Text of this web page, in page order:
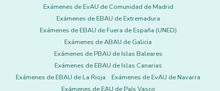
Exámenes de EvAU de Comunidad de Madrid
Exámenes de EBAU de Extremadura
Exámenes de EBAU de Fuera de España (UNED)
Exámenes de ABAU de Galicia
Exámenes de PBAU de Islas Baleares
Exámenes de EBAU de Islas Canarias
Exámenes de EBAU de La Rioja
Exámenes de EvAU de Navarra
Exámenes de EAU de País Vasco